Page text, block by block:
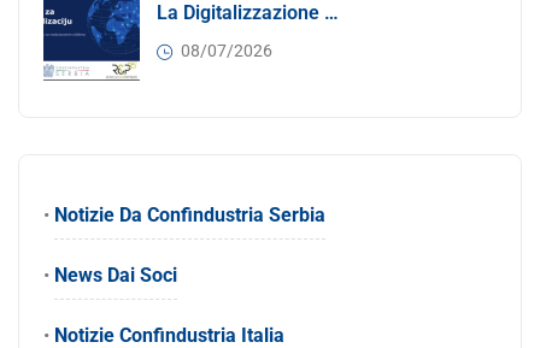
La Digitalizzazione Come Motore Dell’internazionalizzazione
08/07/2026
• Notizie Da Confindustria Serbia
• News Dai Soci
• Notizie Confindustria Italia